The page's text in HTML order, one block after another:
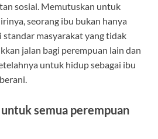
sosial. Memutuskan untuk
seorang ibu bukan hanya
standar masyarakat yang tidak
jalan bagi perempuan lain dan
untuk hidup sebagai ibu
semua perempuan